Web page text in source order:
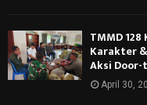
TMMD
Karakter
Aksi
April 30,